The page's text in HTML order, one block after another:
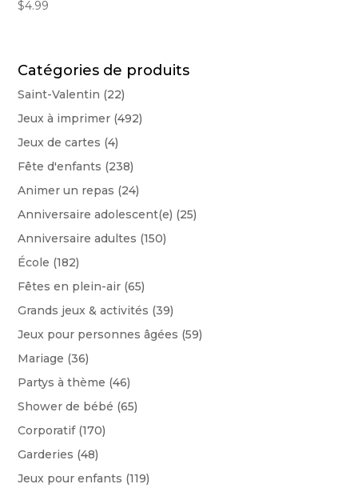
$4.99
Catégories de produits
Saint-Valentin (22)
Jeux à imprimer (492)
Jeux de cartes (4)
Fête d'enfants (238)
Animer un repas (24)
Anniversaire adolescent(e) (25)
Anniversaire adultes (150)
École (182)
Fêtes en plein-air (65)
Grands jeux & activités (39)
Jeux pour personnes âgées (59)
Mariage (36)
Partys à thème (46)
Shower de bébé (65)
Corporatif (170)
Garderies (48)
Jeux pour enfants (119)